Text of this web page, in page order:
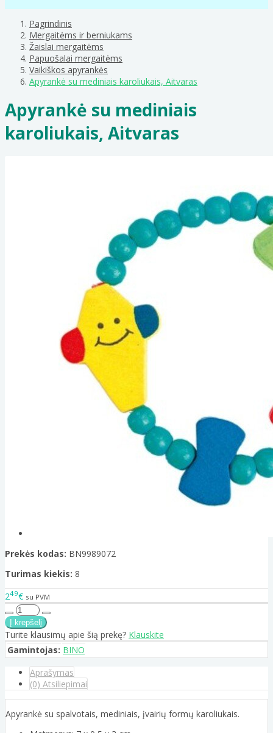
Pagrindinis
Mergaitėms ir berniukams
Žaislai mergaitėms
Papuošalai mergaitėms
Vaikiškos apyrankės
Apyrankė su mediniais karoliukais, Aitvaras
Apyrankė su mediniais
karoliukais, Aitvaras
Prekės kodas: BN9989072
Turimas kiekis: 8
249€ su PVM
Turite klausimų apie šią prekę? Klauskite
Gamintojas: BINO
Aprašymas
(0) Atsiliepimai
Apyrankė su spalvotais, mediniais, įvairių formų karoliukais.